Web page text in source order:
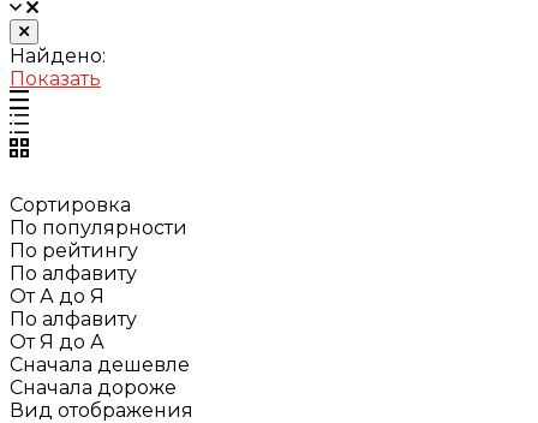
Найдено:
Показать
Сортировка
По популярности
По рейтингу
По алфавиту
От А до Я
По алфавиту
От Я до А
Сначала дешевле
Сначала дороже
Вид отображения